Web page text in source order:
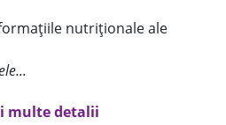
nutriționale ale
multe detalii